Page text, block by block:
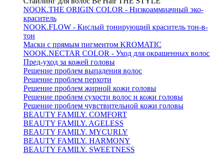
NOOK.THE ORIGIN COLOR - Низкоаммиачный эко-
краситель
NOOK.FLOW - Кислый тонирующий краситель тон-в-
тон
Маски с прямым пигментом KROMATIC
NOOK.NECTAR COLOR - Уход для окрашенных волос
Пред-уход за кожей головы
Решение проблем выпадения волос
Решение проблем перхоти
Решение проблем жирной кожи головы
Решение проблем сухости волос и кожи головы
Решение проблем чувствительной кожи головы
BEAUTY FAMILY. COMFORT
BEAUTY FAMILY. AGELESS
BEAUTY FAMILY. MYCURLY
BEAUTY FAMILY. HARMONY
BEAUTY FAMILY. SWEETNESS